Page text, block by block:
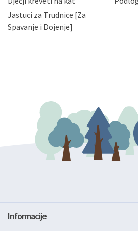
zatražiti prestanak aktivnosti
podataka. Opoziv privole
gore navedenu adresu ili e-
Jastuci za Trudnice [Za
Spavanje i Dojenje]
Informacije